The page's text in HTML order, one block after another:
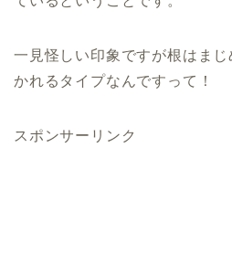
一見怪しい印象ですが根はま
かれるタイプなんですって！
スポンサーリンク